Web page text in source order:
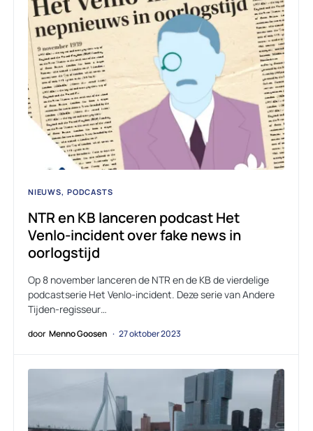
NIEUWS PODCASTS
NTR en KB lanceren podcast Het
Venlo-incident over fake news in
oorlogstijd
Op 8 november lanceren de NTR en de KB de vierdelige
podcastserie Het Venlo-incident. Deze serie van Andere
Tijden-regisseur…
door Menno Goosen 27 oktober 2023